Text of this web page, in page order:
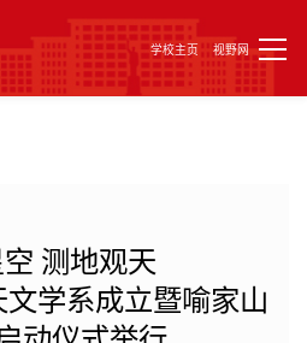
学校主页 视野网
测地观天
学系成立暨喻家山